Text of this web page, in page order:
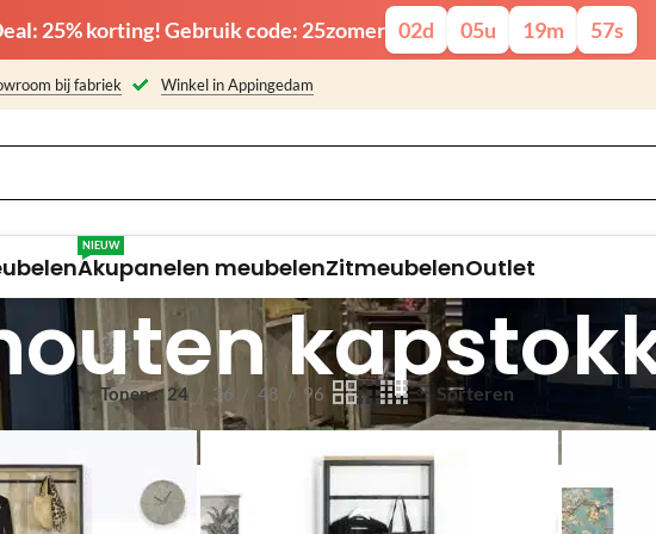
25% korting! Gebruik code: 25zomer 02d 05u 19m 56s
bij fabriek Winkel in Appingedam
Akupanelen meubelen
NIEUW
ZitmeubelenOutlet
Tonen 24 36 48 96 Sorteren